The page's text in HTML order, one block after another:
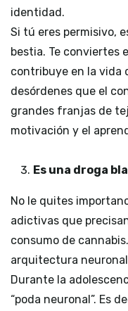
identidad.
Si tú eres permisivo,
bestia. Te conviertes
contribuye en la vida
desórdenes que el
grandes franjas de
motivación y el
Es una droga
No le quites
adictivas que
consumo de
arquitectura
Durante la
“poda neuronal”. Es